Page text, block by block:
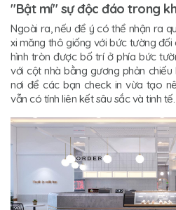
"Bật mí" sự độc đáo trong
Ngoài ra, nếu để ý có thể nhận ra
xi măng thô giống với bức tường đối
hình tròn được bố trí ở phía bức
với cột nhà bằng gương phản
nơi để các bạn check in vừa tạo
vẫn có tính liên kết sâu sắc và tinh tế.